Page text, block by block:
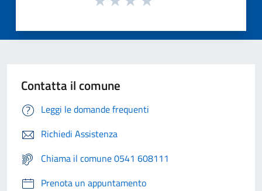
Contatta il comune
Leggi le domande frequenti
Richiedi Assistenza
Chiama il comune 0541 608111
Prenota un appuntamento